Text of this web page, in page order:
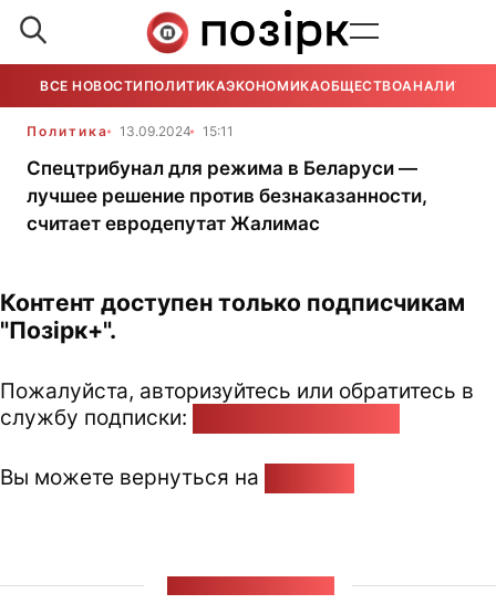
ВСЕ НОВОСТИ ПОЛИТИКАЭКОНОМИКАОБЩЕСТВОАНАЛИТИКА
Политика 13.09.2024 15:11
Спецтрибунал для режима в Беларуси —
лучшее решение против безнаказанности,
считает евродепутат Жалимас
Контент доступен только подписчикам
"Позірк+".
Пожалуйста, авторизуйтесь или обратитесь в
службу подписки:
Вы можете вернуться на